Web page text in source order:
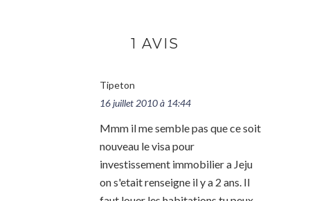
1 AVIS
Tipeton
16 juillet 2010 à 14:44
Mmm il me semble pas que ce soit
nouveau le visa pour
investissement immobilier a Jeju
on s'etait renseigne il y a 2 ans. Il